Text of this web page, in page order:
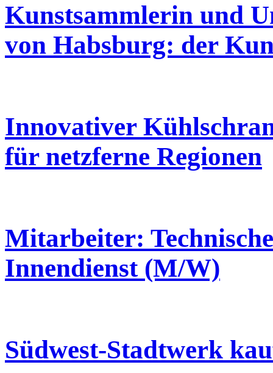
Kunstsammlerin und
von Habsburg: der
Innovativer
für netzferne Regionen
Mitarbeiter:
Innendienst (M/W)
Südwest-Stadtwerk